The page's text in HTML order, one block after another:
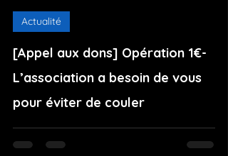
[Appel aux dons] Opération 1€-
L’association a besoin de vous
pour éviter de couler
Actualité